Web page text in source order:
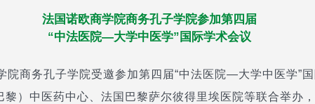
法国诺欧商学院商务孔子学院参加第四届
“中法医院—大学中医学”国际学术会议
院商务孔子学院受邀参加第四届“中法医院—大学中医学”
）中医药中心、法国巴黎萨尔彼得里埃医院等联合举办